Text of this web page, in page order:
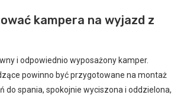
kampera na wyjazd z
i odpowiednio wyposażony kamper.
powinno być przygotowane na montaż
do spania, spokojnie wyciszona i oddzielona,